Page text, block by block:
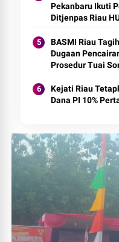
Pekanbaru Ikuti
Ditjenpas Riau
BASMI Riau
Dugaan
Prosedur Tuai
Kejati Riau
Dana PI 10%